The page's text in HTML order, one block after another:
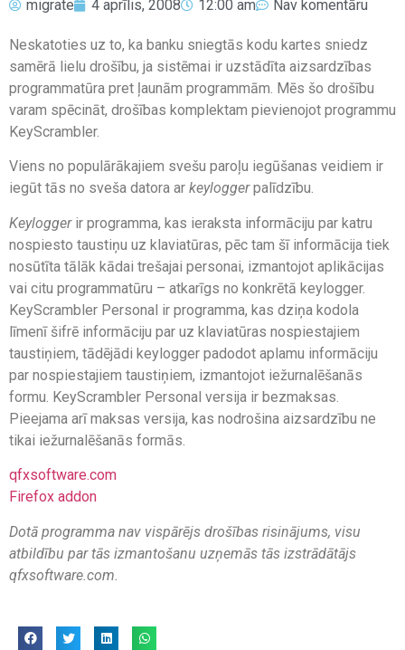
migrate 4 aprīlis, 2008 12:00 am Nav komentāru
Neskatoties uz to, ka banku sniegtās kodu kartes sniedz
samērā lielu drošību, ja sistēmai ir uzstādīta aizsardzības
programmatūra pret ļaunām programmām. Mēs šo drošību
varam spēcināt, drošības komplektam pievienojot programmu
KeyScrambler.
Viens no populārākajiem svešu paroļu iegūšanas veidiem ir
iegūt tās no sveša datora ar keyloggerpalīdzību.
Keyloggerir programma, kas ieraksta informāciju par katru
nospiesto taustiņu uz klaviatūras, pēc tam šī informācija tiek
nosūtīta tālāk kādai trešajai personai, izmantojot aplikācijas
vai citu programmatūru – atkarīgs no konkrētā keylogger.
KeyScrambler Personal ir programma, kas dziņa kodola
līmenī šifrē informāciju par uz klaviatūras nospiestajiem
taustiņiem, tādējādi keylogger padodot aplamu informāciju
par nospiestajiem taustiņiem, izmantojot iežurnalēšanās
formu. KeyScrambler Personal versija ir bezmaksas.
Pieejama arī maksas versija, kas nodrošina aizsardzību ne
tikai iežurnalēšanās formās.
qfxsoftware.com
Firefox addon
Dotā programma nav vispārējs drošības risinājums, visu
atbildību par tās izmantošanu uzņemās tās izstrādātājs
qfxsoftware.com.